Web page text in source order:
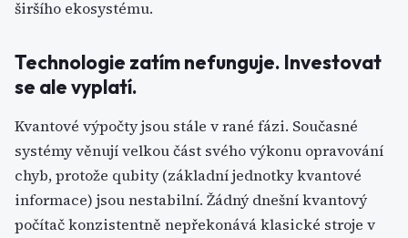
širšího ekosystému.
Technologie zatím nefunguje. Investovat
se ale vyplatí.
Kvantové výpočty jsou stále v rané fázi. Současné
systémy věnují velkou část svého výkonu opravování
chyb, protože qubity (základní jednotky kvantové
informace) jsou nestabilní. Žádný dnešní kvantový
počítač konzistentně nepřekonává klasické stroje v